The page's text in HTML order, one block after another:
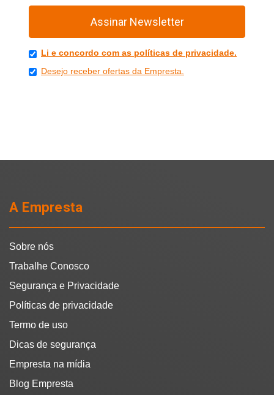
Assinar Newsletter
Li e concordo com as políticas de privacidade.
Desejo receber ofertas da Empresta.
A Empresta
Sobre nós
Trabalhe Conosco
Segurança e Privacidade
Políticas de privacidade
Termo de uso
Dicas de segurança
Empresta na mídia
Blog Empresta